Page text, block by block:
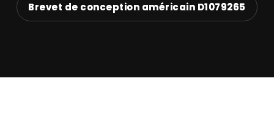
Brevet de conception américain D1079265